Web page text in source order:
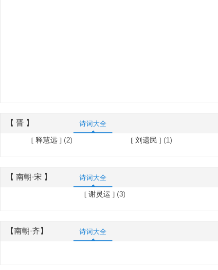
【 晋 】 诗词大全
[ 释慧远 ] (2) [ 刘遗民 ] (1)
【 南朝·宋 】 诗词大全
[ 谢灵运 ] (3)
【南朝·齐】 诗词大全